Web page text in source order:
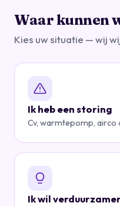
Waar kunnen
Kies uw situatie — wij
Ik heb een storing
Cv, warmtepomp, airco
Ik wil